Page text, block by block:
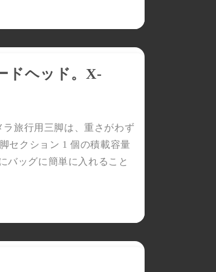
>>
ドヘッド。X-
旅行用三脚は、重さがわず
セクション 1 個の積載容量
バッグに簡単に入れること